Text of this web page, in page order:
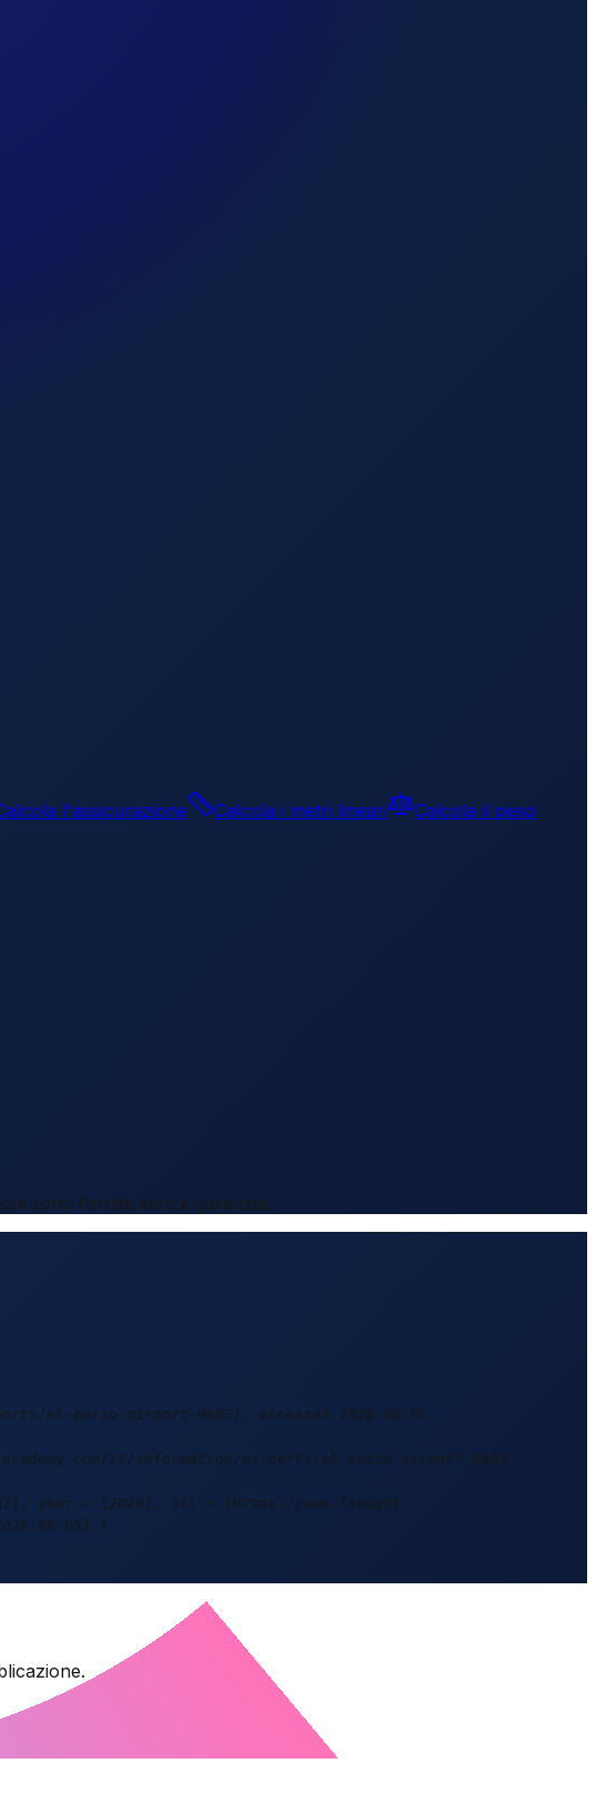
l'assicurazione Calcola i metri lineari
Calcola il peso
sono fornite senza garanzia.
el-purio-airport-9683), accessed 2026-08-05
it/information/airports/el-purio-airport-9683
year = {2026}, url = {https://www.freight-
08-05} }